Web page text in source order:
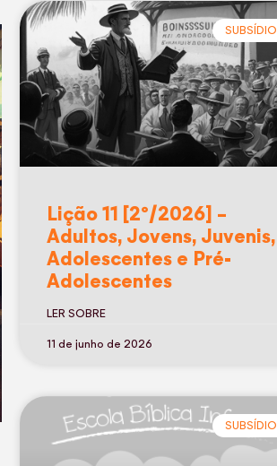
SUBSÍDIO
Lição 11 [2º/2026] –
Adultos, Jovens, Juvenis,
Adolescentes e Pré-
Adolescentes
LER SOBRE
11 de junho de 2026
SUBSÍDIO